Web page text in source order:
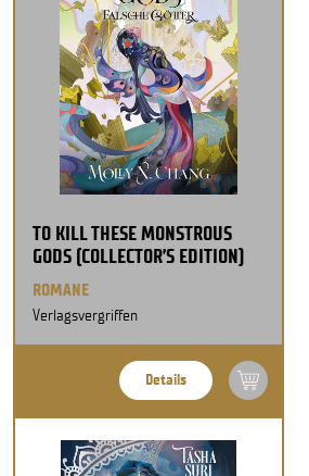
TO KILL THESE MONSTROUS
GODS (COLLECTOR’S EDITION)
ROMANE
Verlagsvergriffen
Details